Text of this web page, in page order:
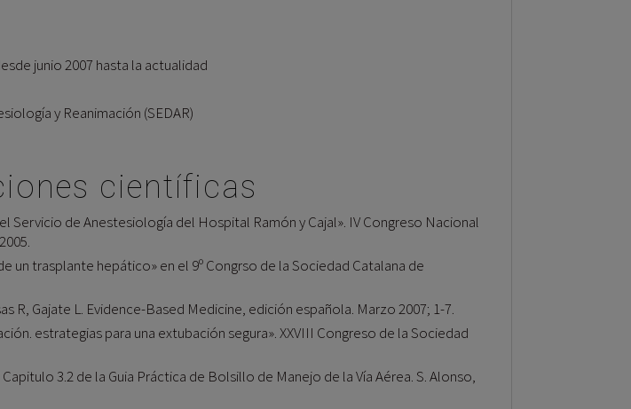
junio 2007 hasta la actualidad
y Reanimación (SEDAR)
científicas
Servicio de Anestesiología del Hospital Ramón y Cajal». IV Congreso Nacional
trasplante hepático» en el 9º Congrso de la Sociedad Catalana de
R, Gajate L. Evidence-Based Medicine, edición española. Marzo 2007; 1-7.
estrategias para una extubación segura». XXVIII Congreso de la Sociedad
3.2 de la Guia Práctica de Bolsillo de Manejo de la Vía Aérea. S. Alonso,